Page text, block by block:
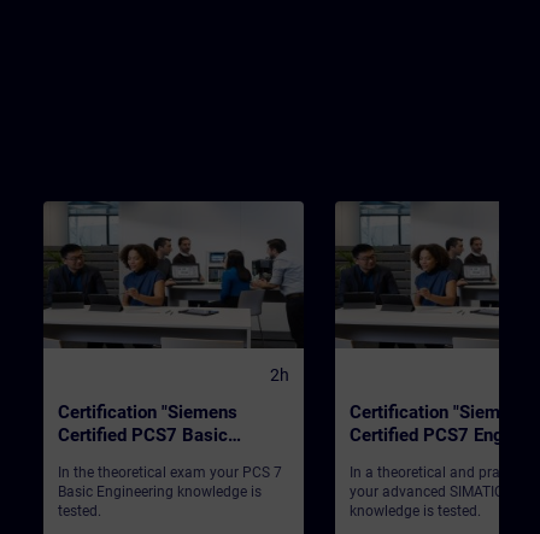
2h
Certification "Siemens
Certified PCS7 Basic
In the theoretical exam your PCS 7
Basic Engineering knowledge is
tested.
Certification "Siemens
Certified PCS7
In a theoretical and practical
your advanced SIMATIC PCS
knowledge is tested.